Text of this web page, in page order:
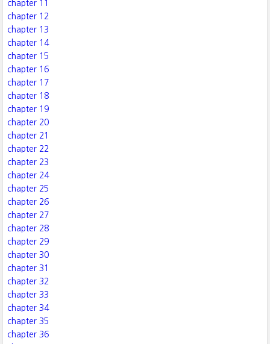
chapter 11
chapter 12
chapter 13
chapter 14
chapter 15
chapter 16
chapter 17
chapter 18
chapter 19
chapter 20
chapter 21
chapter 22
chapter 23
chapter 24
chapter 25
chapter 26
chapter 27
chapter 28
chapter 29
chapter 30
chapter 31
chapter 32
chapter 33
chapter 34
chapter 35
chapter 36